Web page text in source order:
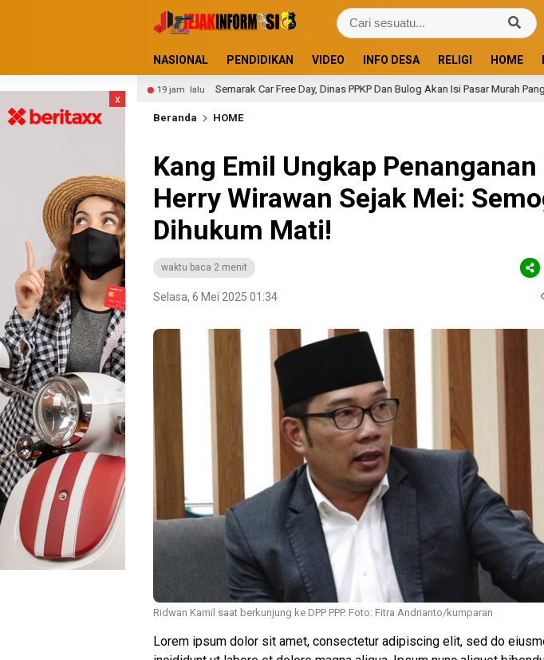
NASIONAL PENDIDIKAN VIDEO INFO DESA RELIGI HOME
x
19 jam lalu Semarak Car Free Day, Dinas PPKP Dan Bulog Akan Isi Pasar Murah Pangan 1 hari
Beranda HOME
Kang Emil Ungkap Penanganan
Herry Wirawan Sejak Mei:
Dihukum Mati!
waktu baca 2 menit
Selasa, 6 Mei 2025 01:34
Ridwan Kamil saat berkunjung ke DPP PPP. Foto: Fitra Andrianto/kumparan
Lorem ipsum dolor sit amet, consectetur adipiscing elit, sed do